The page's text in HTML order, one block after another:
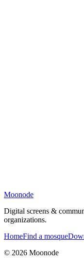
Moonode
Digital screens &
organizations.
HomeFind a mosque
© 2026 Moonode